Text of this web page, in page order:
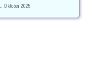
Oktober 2025